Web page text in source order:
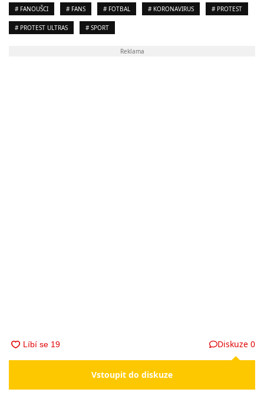
# FANOUŠCI # FANS # FOTBAL # KORONAVIRUS # PROTEST
# PROTEST ULTRAS # SPORT
Reklama
Diskuze 0
Vstoupit do diskuze